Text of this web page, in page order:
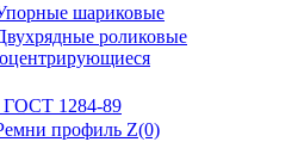
шариковые
роликовые
ГОСТ 1284-89
профиль Z(0)